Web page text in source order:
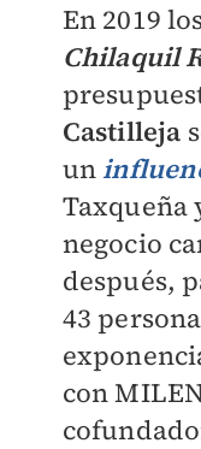
En 2019
Chilaquil
Castilleja
un
Taxqueña
negocio
después,
43
con